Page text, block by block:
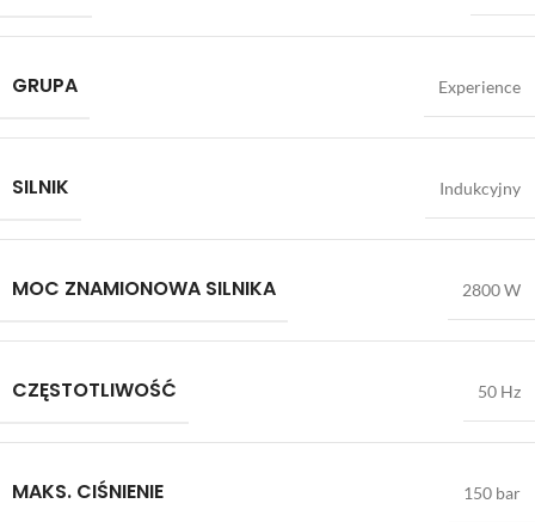
GRUPA Experience
SILNIK Indukcyjny
MOC ZNAMIONOWA SILNIKA 2800 W
CZĘSTOTLIWOŚĆ 50 Hz
MAKS. CIŚNIENIE 150 bar